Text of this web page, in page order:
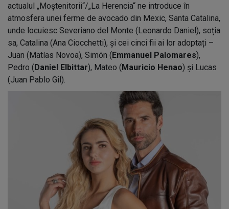
actualul „Moștenitorii“/„La Herencia“ ne introduce în
atmosfera unei ferme de avocado din Mexic, Santa Catalina,
unde locuiesc Severiano del Monte (Leonardo Daniel), soția
sa, Catalina (Ana Ciocchetti), și cei cinci fii ai lor adoptați –
Juan (Matías Novoa), Simón (Emmanuel Palomares),
Pedro (Daniel Elbittar), Mateo (Mauricio Henao) și Lucas
(Juan Pablo Gil).